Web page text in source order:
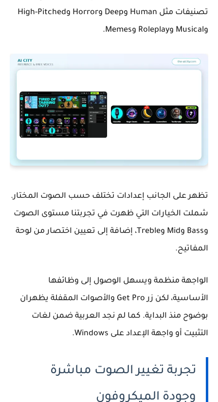
تصنيفات مثل Human وDeep وHorror وHigh-Pitched
وMusical وRoleplay وMemes.
تظهر على الجانب إعدادات تختلف حسب الصوت المختار.
شملت الخيارات التي ظهرت في تجربتنا مستوى الصوت
وBass وMid وTreble، إضافة إلى تعيين اختصار من لوحة
المفاتيح.
الواجهة منظمة ويسهل الوصول إلى وظائفها
الأساسية، لكن زر Get Pro والأصوات المقفلة يظهران
بوضوح منذ البداية. كما لم نجد العربية ضمن لغات
التثبيت أو واجهة الإعداد على Windows.
تجربة تغيير الصوت مباشرة
وجودة الميكروفون